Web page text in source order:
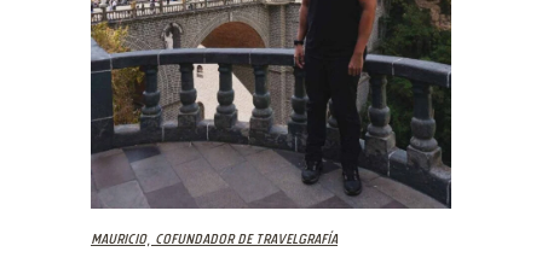
Mauricio, cofundador de Travelgrafía